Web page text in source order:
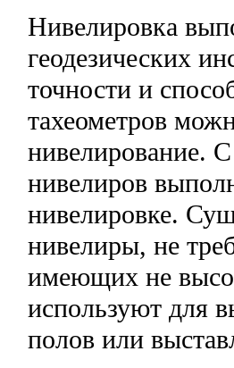
Нивелировка
геодезических
точности и
тахеометров
нивелирование.
нивелиров
нивелировке.
нивелиры, не
имеющих не
используют для
полов или